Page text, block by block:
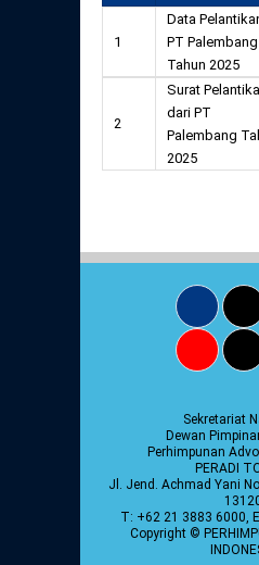
1
Data
PT Palembang
Tahun 2025
2
Surat
dari PT
Palembang
2025
Sekretariat
Dewan
Perhimpunan
PERADI
Jl. Jend. Achmad Yani
T: +62 21 3883 6000,
Copyright ©